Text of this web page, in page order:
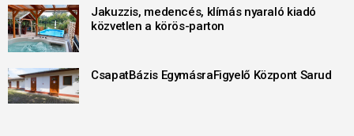
Jakuzzis, medencés, klímás nyaraló kiadó
közvetlen a körös-parton
CsapatBázis EgymásraFigyelő Központ Sarud